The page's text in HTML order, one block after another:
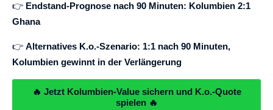
👉 Endstand-Prognose nach 90 Minuten: Kolumbien 2:1
Ghana
👉 Alternatives K.o.-Szenario: 1:1 nach 90 Minuten,
Kolumbien gewinnt in der Verlängerung
🔥 Jetzt Kolumbien-Value sichern und K.o.-Quote
spielen 🔥